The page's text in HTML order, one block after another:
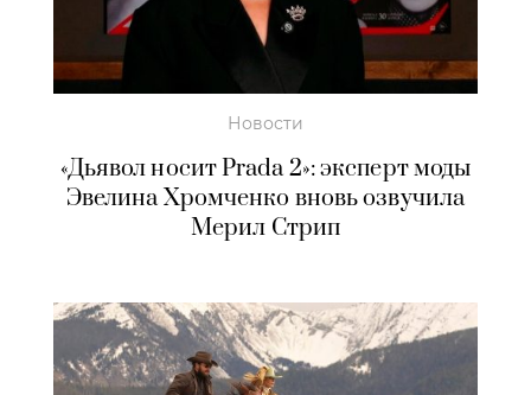
Новости
«Дьявол носит Prada 2»: эксперт моды
Эвелина Хромченко вновь озвучила
Мерил Стрип